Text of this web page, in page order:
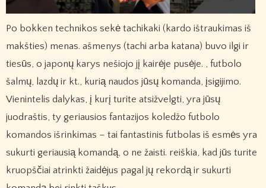
Po bokken technikos sekė tachikaki (kardo ištraukimas iš
makšties) menas. ašmenys (tachi arba katana) buvo ilgi ir
tiesūs, o japonų karys nešiojo jį kairėje pusėje. , futbolo
šalmų, lazdų ir kt., kurią naudos jūsų komanda, įsigijimo.
Vienintelis dalykas, į kurį turite atsižvelgti, yra jūsų
juodraštis, ty geriausios fantazijos koledžo futbolo
komandos išrinkimas – tai fantastinis futbolas iš esmės yra
sukurti geriausią komandą, o ne žaisti. reiškia, kad jūs turite
kruopščiai atrinkti žaidėjus pagal jų rekordą ir sukurti